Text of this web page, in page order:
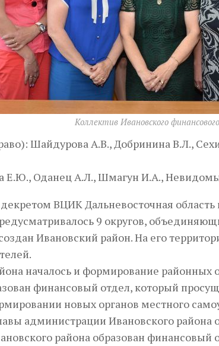
Коллектив Ивановского
Шайдурова А.В., Добринина В.Л.,
Е.Ю., Оданец А.Л., Шмагун И.А.,
ВЦИК Дальневосточная
9 округов,
Ивановский район. На его
началось и формирование районных
финансовый отдел, который
новых органов местного
администрации Ивановского района
района образован финансовый